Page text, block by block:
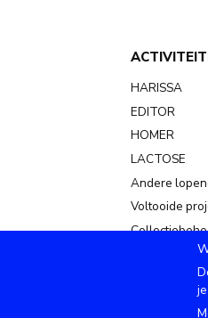
HARISSA
EDITOR
HOMER
LACTOSE
Andere
Voltooide